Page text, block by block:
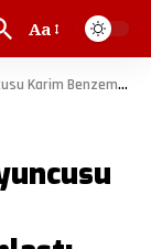
Aa
Arabistan Takımıyla Anlaştı.